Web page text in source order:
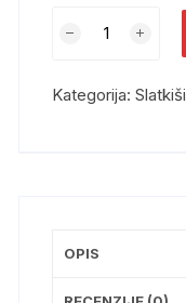
Kategorija:Slatkiši
OPIS